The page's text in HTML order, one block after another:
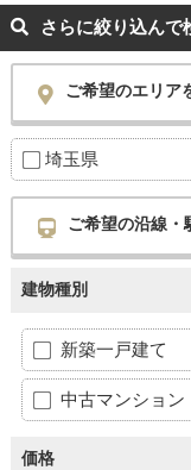
さらに絞り込んで
ご希望のエリア
埼玉県
ご希望の沿線・
建物種別
新築一戸建て
中古マンション
価格